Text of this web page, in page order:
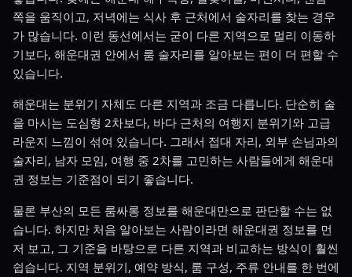
쪽을 움직이고, 저녁에는 식사 후 근처에서 술자리를 찾는 경우
가 많습니다. 이런 동선에서는 굳이 다른 지역으로 멀리 이동하
기보다, 해운대권 안에서 룸 술자리를 알아보는 편이 더 편할 수
있습니다.
해운대는 분위기 자체도 다른 지역과 조금 다릅니다. 단순히 술
을 마시는 도심형 2차보다, 바다 근처의 여행지 분위기와 고급
라운지 느낌이 섞여 있습니다. 그래서 접대 자리, 외부 손님과의
술자리, 남자 모임, 여행 중 2차를 고민하는 사람들에게 해운대
권 정보는 기준점이 되기 좋습니다.
물론 부산의 모든 룸싸롱 정보를 해운대만으로 판단할 수는 없
습니다. 하지만 처음 알아보는 사람이라면 해운대권 정보를 먼
저 보고, 그 기준을 바탕으로 다른 지역과 비교하는 방식이 훨씬
쉽습니다. 지역 분위기, 예약 방식, 룸 구성, 주류 안내를 한 번에